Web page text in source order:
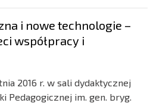
i nowe technologie –
współpracy i
2016 r. w sali dydaktycznej
Pedagogicznej im. gen. bryg.